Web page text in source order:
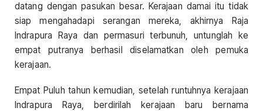
datang dengan pasukan besar. Kerajaan damai itu tidak
siap mengahadapi serangan mereka, akhirnya Raja
Indrapura Raya dan permasuri terbunuh, untunglah ke
empat putranya berhasil diselamatkan oleh pemuka
kerajaan.
Empat Puluh tahun kemudian, setelah runtuhnya kerajaan
Indrapura Raya, berdirilah kerajaan baru bernama